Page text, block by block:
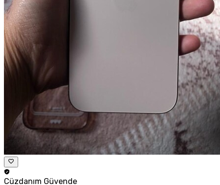
Cüzdanım Güvende